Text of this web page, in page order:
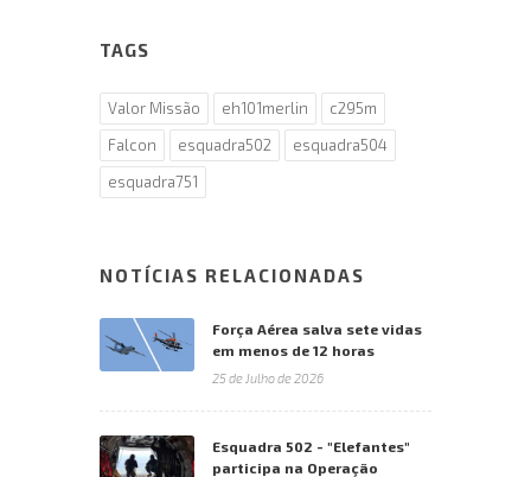
TAGS
Valor Missão eh101merlin
c295m
Falcon
esquadra502
esquadra504
esquadra751
NOTÍCIAS RELACIONADAS
Força Aérea salva sete vidas
em menos de 12 horas
25 de Julho de 2026
Esquadra 502 - "Elefantes"
participa na Operação